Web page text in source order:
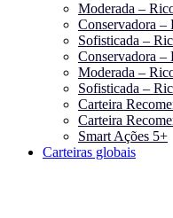
Moderada –
Conservadora –
Sofisticada –
Conservadora
Moderada –
Sofisticada –
Carteira
Carteira
Smart Ações 5+
Carteiras globais